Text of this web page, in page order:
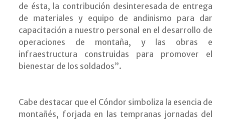
de ésta, la contribución desinteresada de entrega
de materiales y equipo de andinismo para dar
capacitación a nuestro personal en el desarrollo de
operaciones de montaña, y las obras e
infraestructura construidas para promover el
bienestar de los soldados”.
Cabe destacar que el Cóndor simboliza la esencia de
montañés, forjada en las tempranas jornadas del